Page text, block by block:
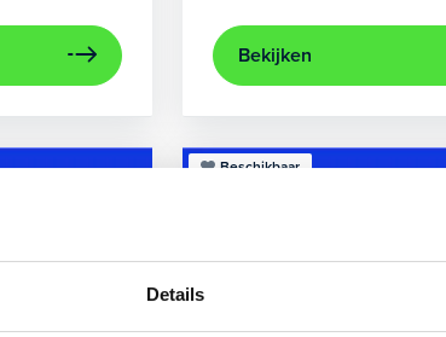
Details
Bekijken
Beschikbaar